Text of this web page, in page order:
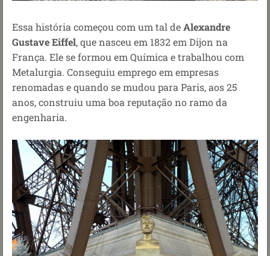
Essa história começou com um tal deAlexandre
Gustave Eiffel, que nasceu em 1832 em Dijon na
França. Ele se formou em Química e trabalhou com
Metalurgia. Conseguiu emprego em empresas
renomadas e quando se mudou para Paris, aos 25
anos, construiu uma boa reputação no ramo da
engenharia.